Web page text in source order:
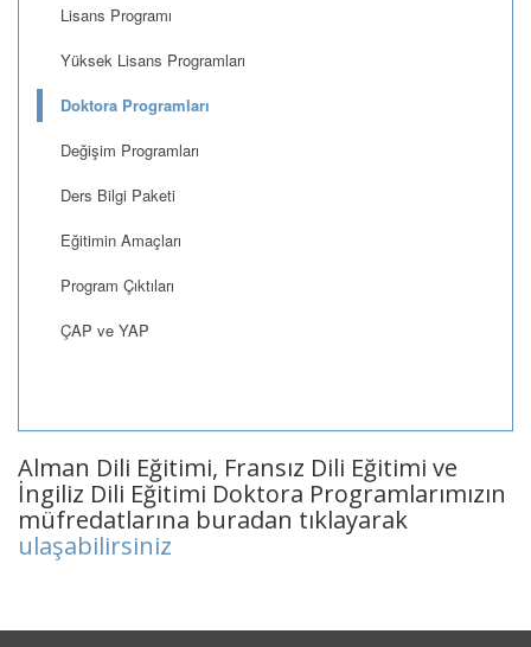
Lisans Programı
Yüksek Lisans Programları
Doktora Programları
Değişim Programları
Ders Bilgi Paketi
Eğitimin Amaçları
Program Çıktıları
ÇAP ve YAP
Alman Dili Eğitimi, Fransız Dili Eğitimi ve
İngiliz Dili Eğitimi Doktora Programlarımızın
müfredatlarına buradan tıklayarak
ulaşabilirsiniz